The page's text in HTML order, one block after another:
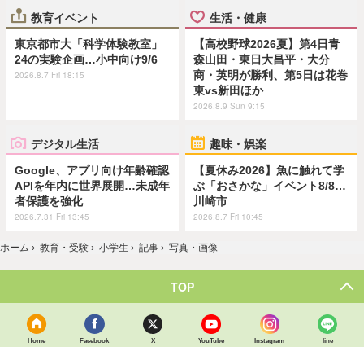
教育イベント
東京都市大「科学体験教室」
24の実験企画…小中向け9/6
2026.8.7 Fri 18:15
生活・健康
【高校野球2026夏】第4日青
森山田・東日大昌平・大分
商・英明が勝利、第5日は花巻
東vs新田ほか
2026.8.9 Sun 9:15
デジタル生活
Google、アプリ向け年齢確認
APIを年内に世界展開…未成年
者保護を強化
2026.7.31 Fri 13:45
趣味・娯楽
【夏休み2026】魚に触れて学
ぶ「おさかな」イベント8/8…
川崎市
2026.8.7 Fri 10:45
ホーム › 教育・受験 › 小学生 › 記事 › 写真・画像
TOP
Home Facebook X YouTube Instagram line